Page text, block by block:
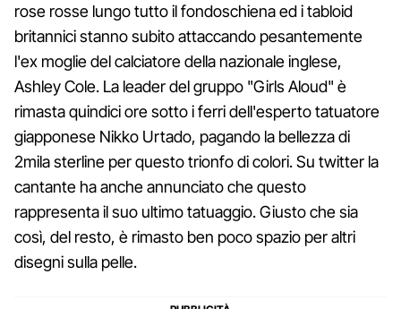
rose rosse lungo tutto il fondoschiena ed i tabloid
britannici stanno subito attaccando pesantemente
l'ex moglie del calciatore della nazionale inglese,
Ashley Cole. La leader del gruppo "Girls Aloud" è
rimasta quindici ore sotto i ferri dell'esperto tatuatore
giapponese Nikko Urtado, pagando la bellezza di
2mila sterline per questo trionfo di colori. Su twitter la
cantante ha anche annunciato che questo
rappresenta il suo ultimo tatuaggio. Giusto che sia
così, del resto, è rimasto ben poco spazio per altri
disegni sulla pelle.